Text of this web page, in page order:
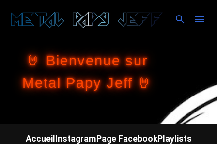
Accéder au contenu principal
🤘 Bienvenue sur
Metal Papy Jeff 🤘
Accueil InstagramPage FacebookPlaylists